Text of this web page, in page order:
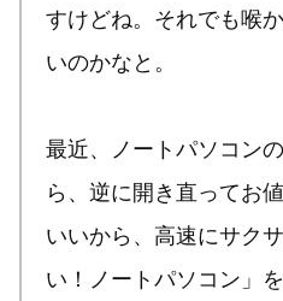
すけどね。それでも喉
いのかなと。
最近、ノートパソコン
ら、逆に開き直ってお
いいから、高速にサク
い！ノートパソコン」